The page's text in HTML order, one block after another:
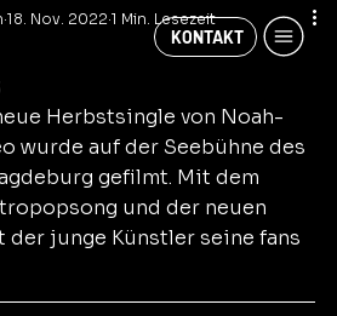
KONTAKT
18. Nov. 2022 1 Min. Lesezeit
Herbstsingle von Noah-
wurde auf der Seebühne des
gefilmt. Mit dem
und der neuen
der junge Künstler seine fans